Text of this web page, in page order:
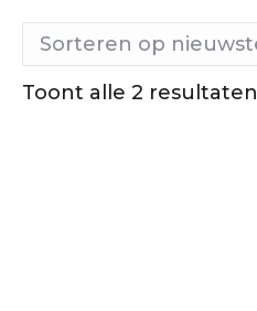
Toont alle 2 resultaten